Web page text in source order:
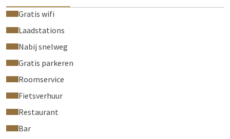
Gratis wifi
Laadstations
Nabij snelweg
Gratis parkeren
Roomservice
Fietsverhuur
Restaurant
Bar